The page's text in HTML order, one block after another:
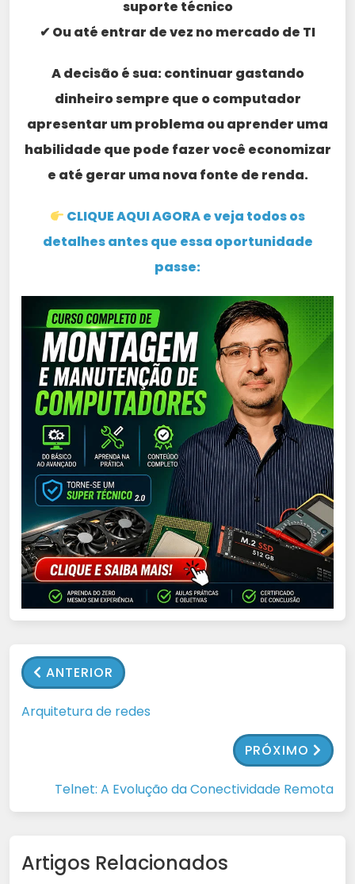
suporte técnico
✔ Ou até entrar de vez no mercado de TI
A decisão é sua: continuar gastando
dinheiro sempre que o computador
apresentar um problema ou aprender uma
habilidade que pode fazer você economizar
e até gerar uma nova fonte de renda.
CLIQUE AQUI AGORA e veja todos os
detalhes antes que essa oportunidade
passe:
ANTERIOR
Arquitetura de redes
PRÓXIMO
Telnet: A Evolução da Conectividade Remota
Artigos Relacionados